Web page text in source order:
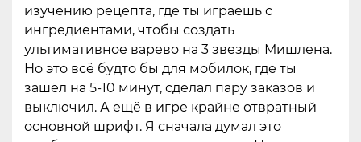
изучению рецепта, где ты играешь с
ингредиентами, чтобы создать
ультимативное варево на 3 звезды Мишлена.
Но это всё будто бы для мобилок, где ты
зашёл на 5-10 минут, сделал пару заказов и
выключил. А ещё в игре крайне отвратный
основной шрифт. Я сначала думал это